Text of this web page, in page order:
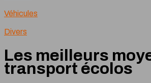
Véhicules
Divers
Les meilleurs
transport écolos